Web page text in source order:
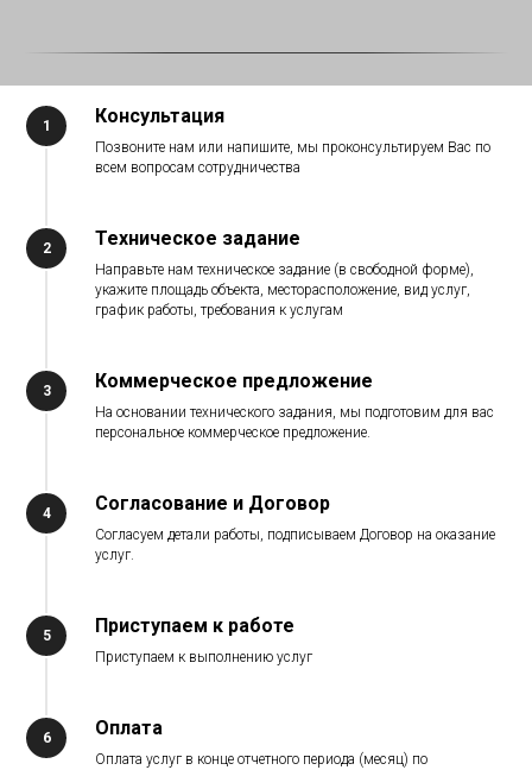
Консультация
Позвоните нам или напишите, мы проконсультируем Вас по
всем вопросам сотрудничества
Техническое задание
Направьте нам техническое задание (в свободной форме),
укажите площадь объекта, месторасположение, вид услуг,
график работы, требования к услугам
Коммерческое предложение
На основании технического задания, мы подготовим для вас
персональное коммерческое предложение.
Согласование и Договор
Согласуем детали работы, подписываем Договор на оказание
услуг.
Приступаем к работе
Приступаем к выполнению услуг
Оплата
Оплата услуг в конце отчетного периода (месяц) по